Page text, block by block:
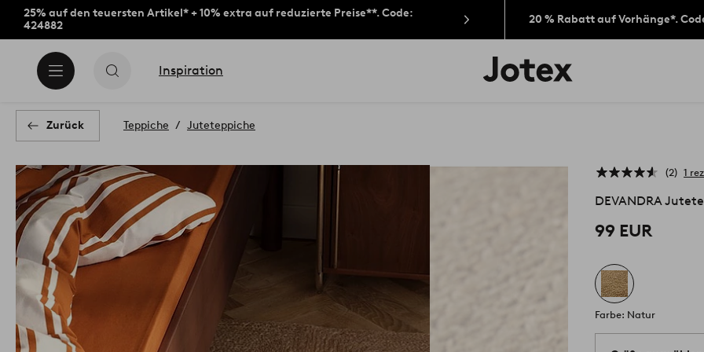
25% auf den teuersten Artikel* + 10% extra auf reduzierte Preise**. Code:
424882
20 % Rabatt auf Vorhänge*.
Inspiration
Jotex-
Logo
Zurück Teppiche Juteteppiche
2 1
DEVANDRA
99 EUR
Farbe: Natur